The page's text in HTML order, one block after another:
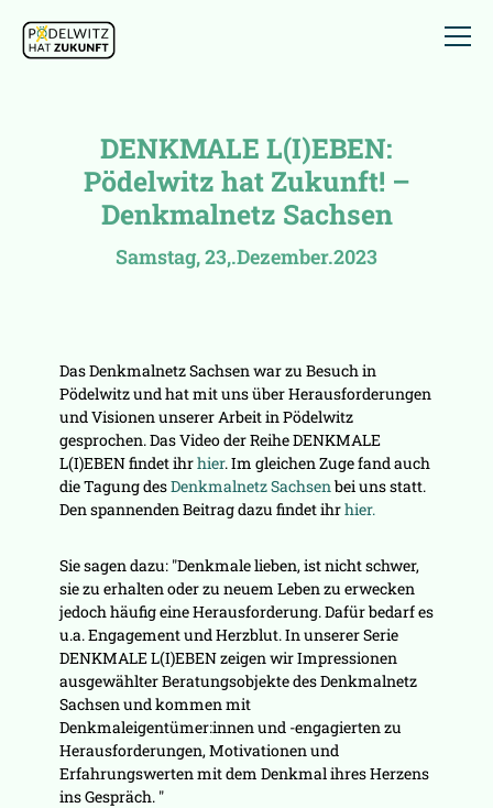
DENKMALE L(I)EBEN:
Pödelwitz hat Zukunft! –
Denkmalnetz Sachsen
Samstag, 23,.Dezember.2023
Das Denkmalnetz Sachsen war zu Besuch in
Pödelwitz und hat mit uns über Herausforderungen
und Visionen unserer Arbeit in Pödelwitz
gesprochen. Das Video der Reihe DENKMALE
L(I)EBEN findet ihrhier. Im gleichen Zuge fand auch
die Tagung desDenkmalnetz Sachsen bei uns statt.
Den spannenden Beitrag dazu findet ihrhier.
Sie sagen dazu: "Denkmale lieben, ist nicht schwer,
sie zu erhalten oder zu neuem Leben zu erwecken
jedoch häufig eine Herausforderung. Dafür bedarf es
u.a. Engagement und Herzblut. In unserer Serie
DENKMALE L(I)EBEN zeigen wir Impressionen
ausgewählter Beratungsobjekte des Denkmalnetz
Sachsen und kommen mit
Denkmaleigentümer:innen und -engagierten zu
Herausforderungen, Motivationen und
Erfahrungswerten mit dem Denkmal ihres Herzens
ins Gespräch. "